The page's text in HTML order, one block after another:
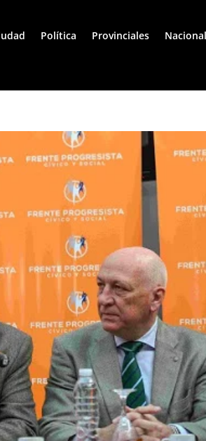
Política Provinciales